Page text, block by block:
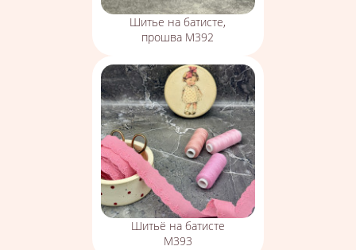
Шитье на батисте,
прошва М392
Шитьё на батисте
М393